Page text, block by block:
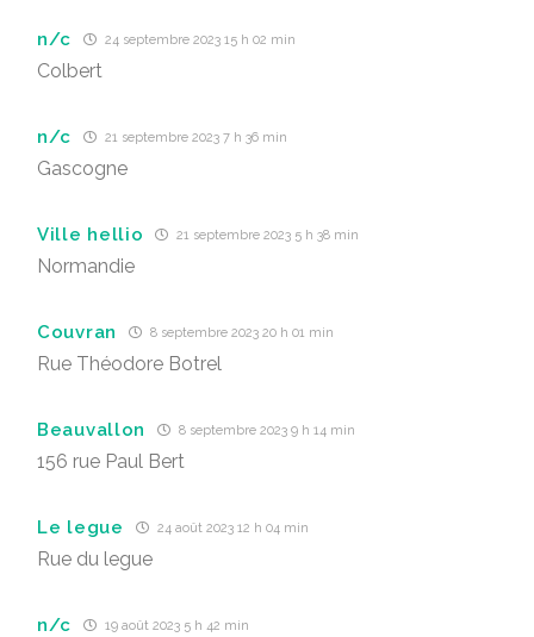
n/c 24 septembre 2023 15 h 02 min
Colbert
n/c 21 septembre 2023 7 h 36 min
Gascogne
Ville hellio 21 septembre 2023 5 h 38 min
Normandie
Couvran 8 septembre 2023 20 h 01 min
Rue Théodore Botrel
Beauvallon 8 septembre 2023 9 h 14 min
156 rue Paul Bert
Le legue 24 août 2023 12 h 04 min
Rue du legue
n/c 19 août 2023 5 h 42 min